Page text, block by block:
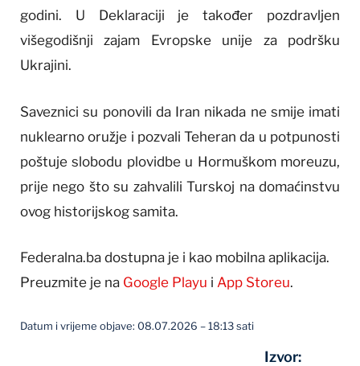
godini. U Deklaraciji je također pozdravljen
višegodišnji zajam Evropske unije za podršku
Ukrajini.
Saveznici su ponovili da Iran nikada ne smije imati
nuklearno oružje i pozvali Teheran da u potpunosti
poštuje slobodu plovidbe u Hormuškom moreuzu,
prije nego što su zahvalili Turskoj na domaćinstvu
ovog historijskog samita.
Federalna.ba dostupna je i kao mobilna aplikacija.
Preuzmite je na Google Playu i App Storeu.
Datum i vrijeme objave: 08.07.2026 – 18:13 sati
Izvor: